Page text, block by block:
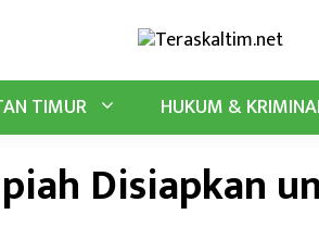
TIMUR HUKUM &
Disiapkan